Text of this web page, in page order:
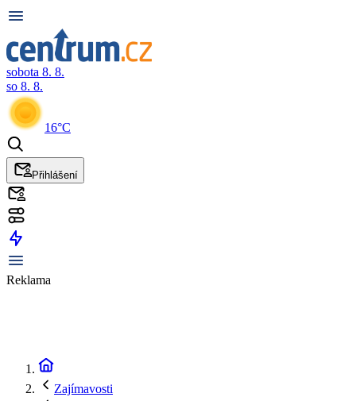
sobota 8. 8.
so 8. 8.
16°C
Přihlášení
Reklama
Zajímavosti